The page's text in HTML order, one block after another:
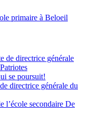
primaire à Beloeil
de directrice générale
se poursuit!
directrice générale du
l’école secondaire De